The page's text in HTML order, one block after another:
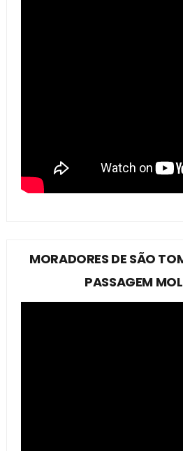
MORADORES DE SÃO
PASSAGEM